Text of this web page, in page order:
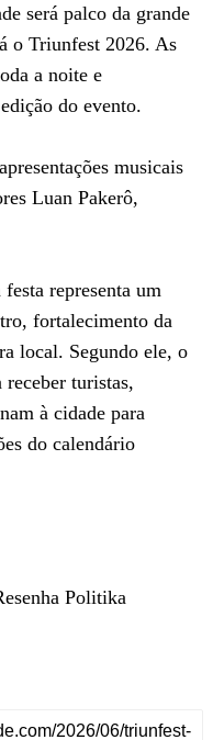
será palco da grande
o Triunfest 2026. As
a noite e
do evento.
musicais
Luan Pakerô,
representa um
fortalecimento da
local. Segundo ele, o
turistas,
à cidade para
do calendário
Politika